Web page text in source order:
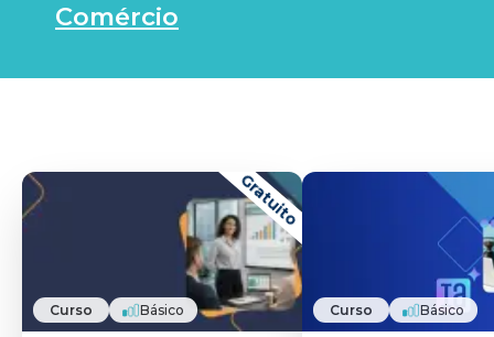
Comércio
Gratuito
Curso Básico Curso Básico